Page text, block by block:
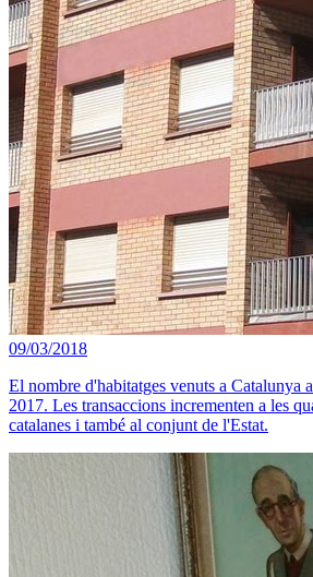
09/03/2018
El nombre d'habitatges venuts a Catalunya
2017. Les transaccions incrementen a les
catalanes i també al conjunt de l'Estat.